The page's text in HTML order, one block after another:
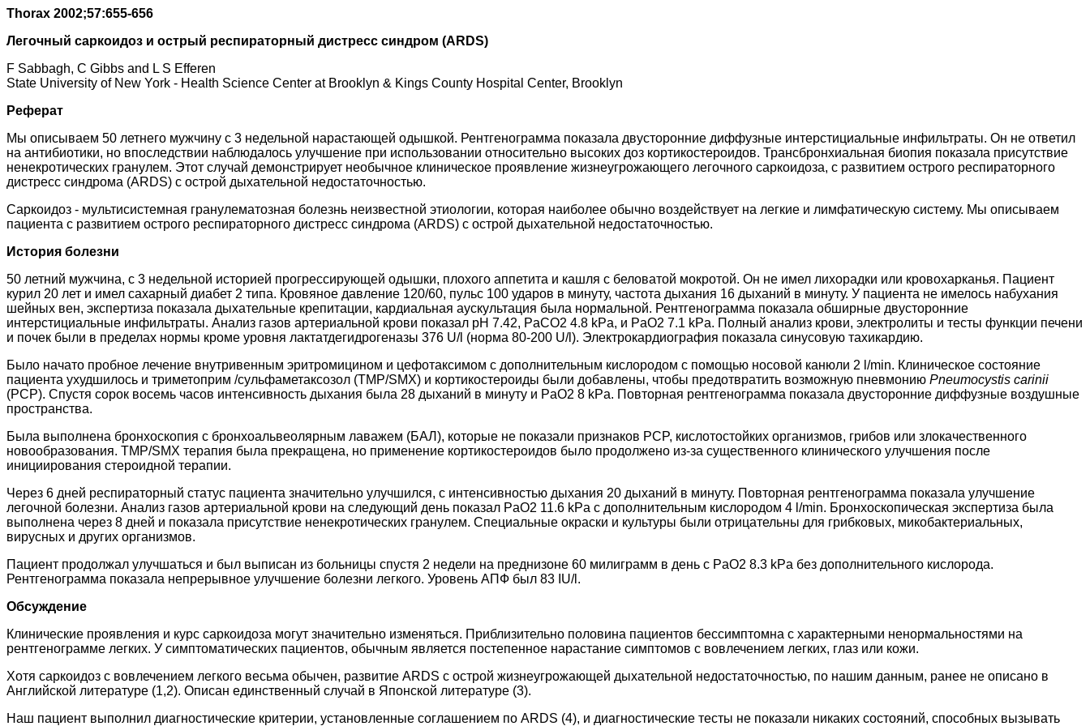
Thorax 2002;57:655-656
Легочный саркоидоз и острый респираторный дистресс синдром (ARDS)
F Sabbagh, C Gibbs and L S Efferen
State University of New York - Health Science Center at Brooklyn & Kings County Hospital Center, Brooklyn
Реферат
Мы описываем 50 летнего мужчину с 3 недельной нарастающей одышкой. Рентгенограмма показала двусторонние диффузные интерстициальные инфильтраты. Он не ответил
на антибиотики, но впоследствии наблюдалось улучшение при использовании относительно высоких доз кортикостероидов. Трансбронхиальная биопия показала присутствие
ненекротических гранулем. Этот случай демонстрирует необычное клиническое проявление жизнеугрожающего легочного саркоидоза, с развитием острого респираторного
дистресс синдрома (ARDS) с острой дыхательной недостаточностью.
Саркоидоз - мультисистемная гранулематозная болезнь неизвестной этиологии, которая наиболее обычно воздействует на легкие и лимфатическую систему. Мы описываем
пациента с развитием острого респираторного дистресс синдрома (ARDS) с острой дыхательной недостаточностью.
История болезни
50 летний мужчина, с 3 недельной историей прогрессирующей одышки, плохого аппетита и кашля с беловатой мокротой. Он не имел лихорадки или кровохарканья. Пациент
курил 20 лет и имел сахарный диабет 2 типа. Кровяное давление 120/60, пульс 100 ударов в минуту, частота дыхания 16 дыханий в минуту. У пациента не имелось набухания
шейных вен, экспертиза показала дыхательные крепитации, кардиальная аускультация была нормальной. Рентгенограмма показала обширные двусторонние
интерстициальные инфильтраты. Анализ газов артериальной крови показал pH 7.42, PaCO2 4.8 kPa, и PaO2 7.1 kPa. Полный анализ крови, электролиты и тесты функции печени
и почек были в пределах нормы кроме уровня лактатдегидрогеназы 376 U/l (норма 80-200 U/l). Электрокардиография показала синусовую тахикардию.
Было начато пробное лечение внутривенным эритромицином и цефотаксимом с дополнительным кислородом с помощью носовой канюли 2 l/min. Клиническое состояние
пациента ухудшилось и триметоприм /сульфаметаксозол (TMP/SMX) и кортикостероиды были добавлены, чтобы предотвратить возможную пневмонию Pneumocystis carinii
(PCP). Спустя сорок восемь часов интенсивность дыхания была 28 дыханий в минуту и PaO2 8 kPa. Повторная рентгенограмма показала двусторонние диффузные воздушные
пространства.
Была выполнена бронхоскопия с бронхоальвеолярным лаважем (БАЛ), которые не показали признаков PCP, кислотостойких организмов, грибов или злокачественного
новообразования. TMP/SMX терапия была прекращена, но применение кортикостероидов было продолжено из-за существенного клинического улучшения после
инициирования стероидной терапии.
Через 6 дней респираторный статус пациента значительно улучшился, с интенсивностью дыхания 20 дыханий в минуту. Повторная рентгенограмма показала улучшение
легочной болезни. Анализ газов артериальной крови на следующий день показал PaO2 11.6 kPa с дополнительным кислородом 4 l/min. Бронхоскопическая экспертиза была
выполнена через 8 дней и показала присутствие ненекротических гранулем. Специальные окраски и культуры были отрицательны для грибковых, микобактериальных,
вирусных и других организмов.
Пациент продолжал улучшаться и был выписан из больницы спустя 2 недели на преднизоне 60 милиграмм в день с PaO2 8.3 kPa без дополнительного кислорода.
Рентгенограмма показала непрерывное улучшение болезни легкого. Уровень АПФ был 83 IU/l.
Обсуждение
Клинические проявления и курс саркоидоза могут значительно изменяться. Приблизительно половина пациентов бессимптомна с характерными ненормальностями на
рентгенограмме легких. У симптоматических пациентов, обычным является постепенное нарастание симптомов с вовлечением легких, глаз или кожи.
Хотя саркоидоз с вовлечением легкого весьма обычен, развитие ARDS с острой жизнеугрожающей дыхательной недостаточностью, по нашим данным, ранее не описано в
Английской литературе (1,2). Описан единственный случай в Японской литературе (3).
Наш пациент выполнил диагностические критерии, установленные соглашением по ARDS (4), и диагностические тесты не показали никаких состояний, способных вызывать